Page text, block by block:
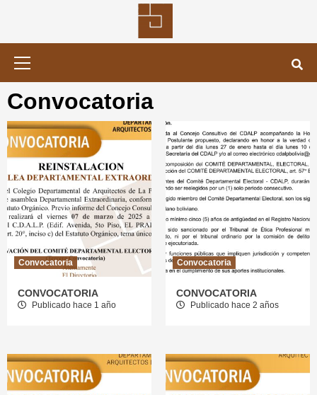
contenido
Convocatoria
Convocatoria
CONVOCATORIA
Publicado hace 1 año
Convocatoria
CONVOCATORIA
Publicado hace 2 años